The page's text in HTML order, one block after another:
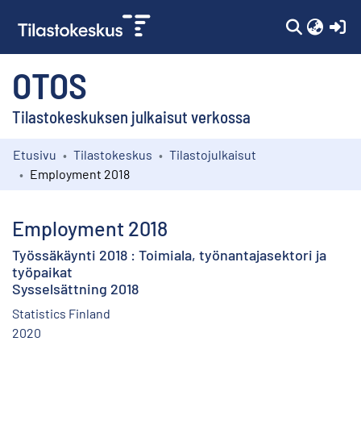
OTOS
Tilastokeskuksen julkaisut verkossa
Kokoelmat
Etusivu Tilastokeskus
Tilastojulkaisut
Employment 2018
Employment 2018
Työssäkäynti 2018 : Toimiala, työnantajasektori ja
työpaikat
Sysselsättning 2018
Statistics Finland
2020